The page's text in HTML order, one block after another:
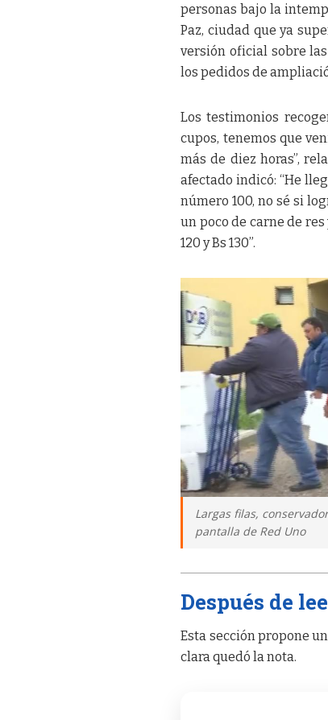
personas bajo la
Paz, ciudad que ya
versión oficial sobre
los pedidos de
Los testimonios
cupos, tenemos que
más de diez horas”,
afectado indicó: “He
número 100, no sé si
un poco de carne de
120 y Bs 130”.
Largas filas,
pantalla de Red Uno
Después de
Esta sección propone
clara quedó la nota.